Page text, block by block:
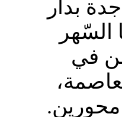
بدار
السّهر
في
محورين.